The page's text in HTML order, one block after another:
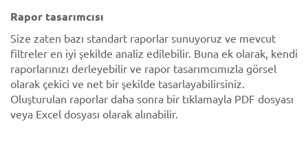
Rapor tasarımcısı
Size zaten bazı standart raporlar sunuyoruz ve mevcut
filtreler en iyi şekilde analiz edilebilir. Buna ek olarak, kendi
raporlarınızı derleyebilir ve rapor tasarımcımızla görsel
olarak çekici ve net bir şekilde tasarlayabilirsiniz.
Oluşturulan raporlar daha sonra bir tıklamayla PDF dosyası
veya Excel dosyası olarak alınabilir.